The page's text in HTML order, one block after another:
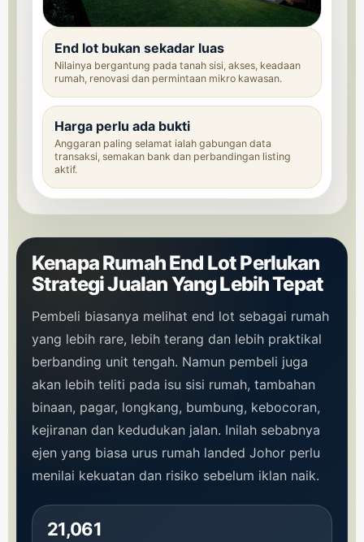
End lot bukan sekadar luas
Nilainya bergantung pada tanah sisi, akses, keadaan
rumah, renovasi dan permintaan mikro kawasan.
Harga perlu ada bukti
Anggaran paling selamat ialah gabungan data
transaksi, semakan bank dan perbandingan listing
aktif.
Kenapa Rumah End Lot Perlukan
Strategi Jualan Yang Lebih Tepat
Pembeli biasanya melihat end lot sebagai rumah
yang lebih rare, lebih terang dan lebih praktikal
berbanding unit tengah. Namun pembeli juga
akan lebih teliti pada isu sisi rumah, tambahan
binaan, pagar, longkang, bumbung, kebocoran,
kejiranan dan kedudukan jalan. Inilah sebabnya
ejen yang biasa urus rumah landed Johor perlu
menilai kekuatan dan risiko sebelum iklan naik.
21,061